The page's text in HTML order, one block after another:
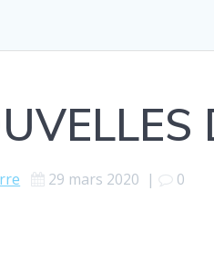
29 mars 2020 | 0